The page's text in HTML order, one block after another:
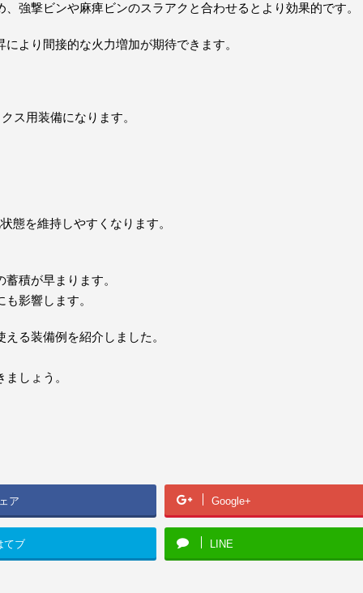
強撃ビンや麻痺ビンのスラアクと合わせるとより効果的です。
より間接的な火力増加が期待できます。
ス用装備になります。
態を維持しやすくなります。
積が早まります。
影響します。
る装備例を紹介しました。
しょう。
ア Google+
てブ LINE